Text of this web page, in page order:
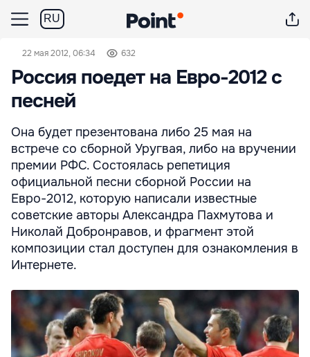
RU
22 мая 2012, 06:34 632
Россия поедет на Евро-2012 с
песней
Она будет презентована либо 25 мая на
встрече со сборной Уругвая, либо на вручении
премии РФС. Состоялась репетиция
официальной песни сборной России на
Евро-2012, которую написали известные
советские авторы Александра Пахмутова и
Николай Добронравов, и фрагмент этой
композиции стал доступен для ознакомления в
Интернете.